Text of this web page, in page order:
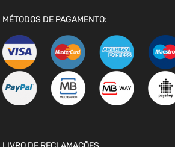
MÉTODOS DE PAGAMENTO: